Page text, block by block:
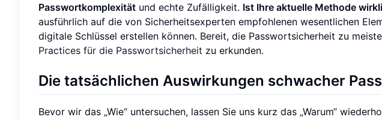
Passwortkomplexität und echte Zufälligkeit. Ist Ihre aktuelle Methode
ausführlich auf die von Sicherheitsexperten empfohlenen wesentlichen
digitale Schlüssel erstellen können. Bereit, die Passwortsicherheit zu
Practices für die Passwortsicherheit zu erkunden.
Die tatsächlichen Auswirkungen schwacher
Bevor wir das „Wie“ untersuchen, lassen Sie uns kurz das „Warum“